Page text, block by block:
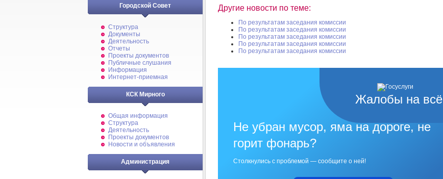
Городской Совет
Структура
Документы
Деятельность
Отчеты
Проекты документов
Публичные слушания
Информация
Интернет-приемная
КСК Мирного
Общая информация
Структура
Деятельность
Проекты документов
Новости и объявления
Администрация
Другие новости по теме:
По результатам заседания комиссии
По результатам заседания комиссии
По результатам заседания комиссии
По результатам заседания комиссии
По результатам заседания комиссии
Жалобы на всё
Не убран мусор, яма на дороге, не
горит фонарь?
Столкнулись с проблемой — сообщите о ней!